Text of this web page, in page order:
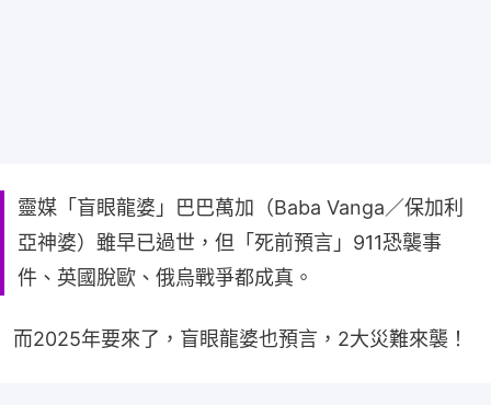
靈媒「盲眼龍婆」巴巴萬加（Baba Vanga／保加利
亞神婆）雖早已過世，但「死前預言」911恐襲事
件、英國脫歐、俄烏戰爭都成真。
而2025年要來了，盲眼龍婆也預言，2大災難來襲！